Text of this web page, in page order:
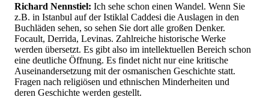
Richard Nennstiel: Ich sehe schon einen Wandel. Wenn Sie
z.B. in Istanbul auf der Istiklal Caddesi die Auslagen in den
Buchläden sehen, so sehen Sie dort alle großen Denker.
Focault, Derrida, Levinas. Zahlreiche historische Werke
werden übersetzt. Es gibt also im intellektuellen Bereich schon
eine deutliche Öffnung. Es findet nicht nur eine kritische
Auseinandersetzung mit der osmanischen Geschichte statt.
Fragen nach religiösen und ethnischen Minderheiten und
deren Geschichte werden gestellt.